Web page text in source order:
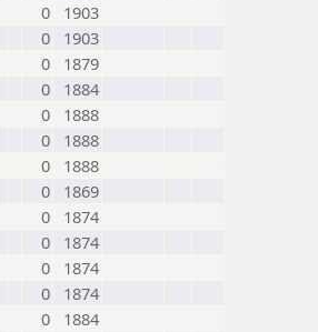
0
1903
0
1903
0
1879
0
1884
0
1888
0
1888
0
1888
0
1869
0
1874
0
1874
0
1874
0
1874
0
1884